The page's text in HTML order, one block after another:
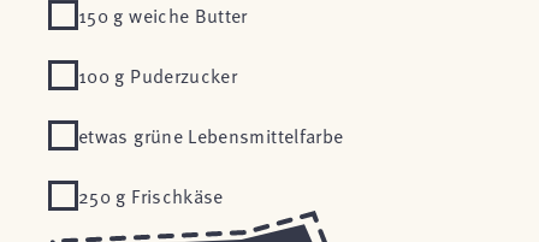
150 g weiche Butter
100 g Puderzucker
etwas grüne Lebensmittelfarbe
250 g Frischkäse